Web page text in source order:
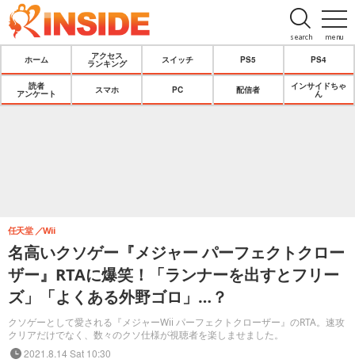
menu
search
ホーム
アクセス
ランキング
スイッチ PS5 PS4
読者
アンケート
スマホ PC 配信者
インサイドちゃ
ん
名高いクソゲー『メジャー パーフェクトクロー
ザー』RTAに爆笑！「ランナーを出すとフリー
ズ」「よくある外野ゴロ」…？
クソゲーとして愛される『メジャーWii パーフェクトクローザー』のRTA。速攻
クリアだけでなく、数々のクソ仕様が視聴者を楽しませました。
任天堂 Wii
2021.8.14 Sat 10:30